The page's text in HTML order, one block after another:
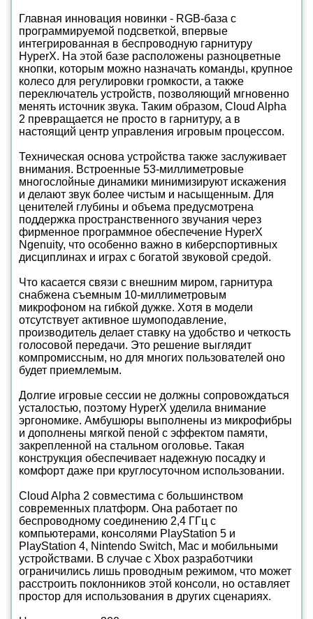
Главная инновация новинки - RGB-база с
программируемой подсветкой, впервые
интегрированная в беспроводную гарнитуру
HyperX. На этой базе расположены разноцветные
кнопки, которым можно назначать команды, крупное
колесо для регулировки громкости, а также
переключатель устройств, позволяющий мгновенно
менять источник звука. Таким образом, Cloud Alpha
2 превращается не просто в гарнитуру, а в
настоящий центр управления игровым процессом.
Техническая основа устройства также заслуживает
внимания. Встроенные 53-миллиметровые
многослойные динамики минимизируют искажения
и делают звук более чистым и насыщенным. Для
ценителей глубины и объема предусмотрена
поддержка пространственного звучания через
фирменное программное обеспечение HyperX
Ngenuity, что особенно важно в киберспортивных
дисциплинах и играх с богатой звуковой средой.
Что касается связи с внешним миром, гарнитура
снабжена съемным 10-миллиметровым
микрофоном на гибкой дужке. Хотя в модели
отсутствует активное шумоподавление,
производитель делает ставку на удобство и четкость
голосовой передачи. Это решение выглядит
компромиссным, но для многих пользователей оно
будет приемлемым.
Долгие игровые сессии не должны сопровождаться
усталостью, поэтому HyperX уделила внимание
эргономике. Амбушюры выполнены из микрофибры
и дополнены мягкой пеной с эффектом памяти,
закрепленной на стальном оголовье. Такая
конструкция обеспечивает надежную посадку и
комфорт даже при круглосуточном использовании.
Cloud Alpha 2 совместима с большинством
современных платформ. Она работает по
беспроводному соединению 2,4 ГГц с
компьютерами, консолями PlayStation 5 и
PlayStation 4, Nintendo Switch, Mac и мобильными
устройствами. В случае с Xbox разработчики
ограничились лишь проводным режимом, что может
расстроить поклонников этой консоли, но оставляет
простор для использования в других сценариях.